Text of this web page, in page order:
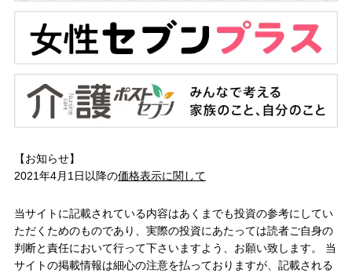
【お知らせ】
2021年4月1日以降の価格表示に関して
当サイトに記載されている内容はあくまでも投資の参考にしてい
ただくためのものであり、実際の投資にあたっては読者ご自身の
判断と責任において行って下さいますよう、お願い致します。 当
サイトの掲載情報は細心の注意を払っておりますが、記載される